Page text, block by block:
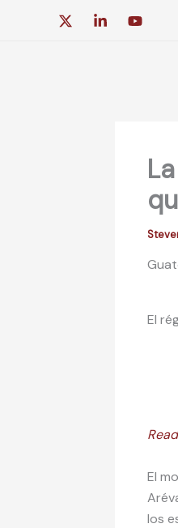
El
El
los